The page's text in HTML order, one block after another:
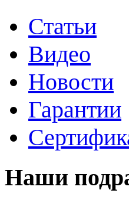
Статьи
Видео
Новости
Гарантии
Наши